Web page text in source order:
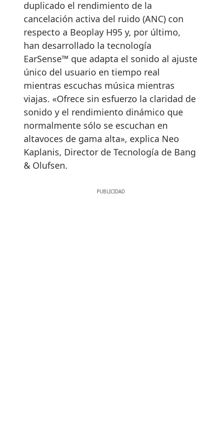
duplicado el rendimiento de la
cancelación activa del ruido (ANC) con
respecto a Beoplay H95 y, por último,
han desarrollado la tecnología
EarSense™ que adapta el sonido al ajuste
único del usuario en tiempo real
mientras escuchas música mientras
viajas. «Ofrece sin esfuerzo la claridad de
sonido y el rendimiento dinámico que
normalmente sólo se escuchan en
altavoces de gama alta», explica Neo
Kaplanis, Director de Tecnología de Bang
& Olufsen.